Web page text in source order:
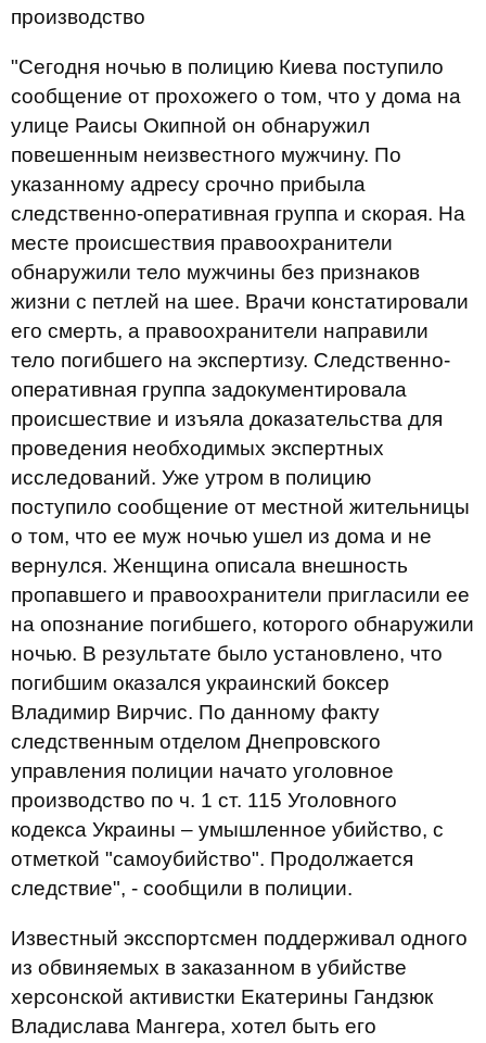
производство
"Сегодня ночью в полицию Киева поступило
сообщение от прохожего о том, что у дома на
улице Раисы Окипной он обнаружил
повешенным неизвестного мужчину. По
указанному адресу срочно прибыла
следственно-оперативная группа и скорая. На
месте происшествия правоохранители
обнаружили тело мужчины без признаков
жизни с петлей на шее. Врачи констатировали
его смерть, а правоохранители направили
тело погибшего на экспертизу. Следственно-
оперативная группа задокументировала
происшествие и изъяла доказательства для
проведения необходимых экспертных
исследований. Уже утром в полицию
поступило сообщение от местной жительницы
о том, что ее муж ночью ушел из дома и не
вернулся. Женщина описала внешность
пропавшего и правоохранители пригласили ее
на опознание погибшего, которого обнаружили
ночью. В результате было установлено, что
погибшим оказался украинский боксер
Владимир Вирчис. По данному факту
следственным отделом Днепровского
управления полиции начато уголовное
производство по ч. 1 ст. 115 Уголовного
кодекса Украины – умышленное убийство, с
отметкой "самоубийство". Продолжается
следствие", - сообщили в полиции.
Известный эксспортсмен поддерживал одного
из обвиняемых в заказанном в убийстве
херсонской активистки Екатерины Гандзюк
Владислава Мангера, хотел быть его